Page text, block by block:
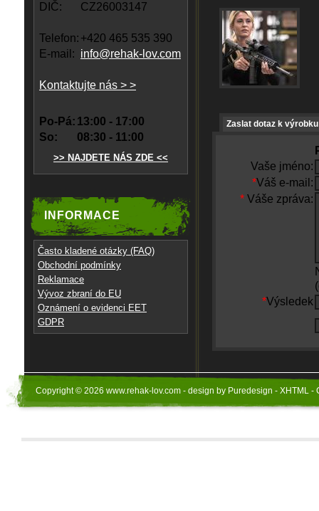
DIČ:
CZ26003147
Telefon: +420 465 535 390
E-mail: info@rehak-lov.com
Kontaktujte nás > >
Po-Pá: 13:00 - 17:00
So:
08:30 - 11:00
>> NAJDETE NÁS ZDE <<
INFORMACE
Často kladené otázky (FAQ)
Obchodní podmínky
Reklamace
Vývoz zbraní do EU
Oznámení o evidenci EET
GDPR
Zaslat dotaz k výrobku
Vaše jméno:
*Váš e-mail:
* Váše zpráva:
*Výsledek
Copyright © 2026 www.rehak-lov.com - design by Puredesign - XHTML -